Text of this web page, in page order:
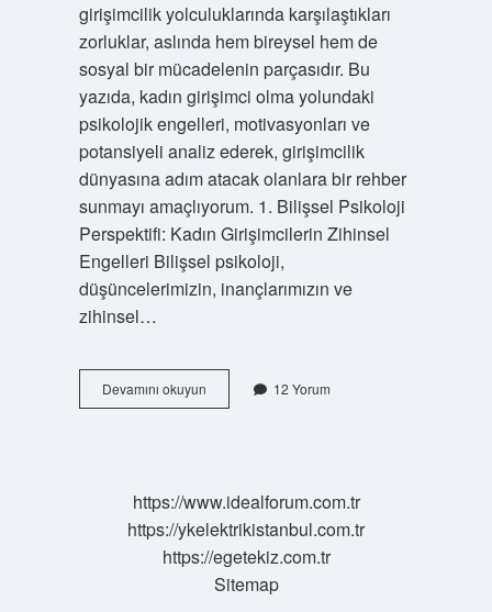
girişimcilik yolculuklarında karşılaştıkları
zorluklar, aslında hem bireysel hem de
sosyal bir mücadelenin parçasıdır. Bu
yazıda, kadın girişimci olma yolundaki
psikolojik engelleri, motivasyonları ve
potansiyeli analiz ederek, girişimcilik
dünyasına adım atacak olanlara bir rehber
sunmayı amaçlıyorum. 1. Bilişsel Psikoloji
Perspektifi: Kadın Girişimcilerin Zihinsel
Engelleri Bilişsel psikoloji,
düşüncelerimizin, inançlarımızın ve
zihinsel…
Devamını okuyunKadın
girişimci
12 Yorum
https://www.idealforum.com.tr
https://ykelektrikistanbul.com.tr
https://egetekiz.com.tr
Sitemap